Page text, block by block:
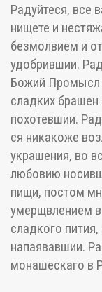
Радуйтеся, все
нищете и
безмолвием и
удобрившии.
Божий Промысл
сладких брашен
похотевшии.
ся никакоже
украшения, во
любовию
пищи, постом
умерщвлением
сладкого
напаявавшии.
монашескаго в